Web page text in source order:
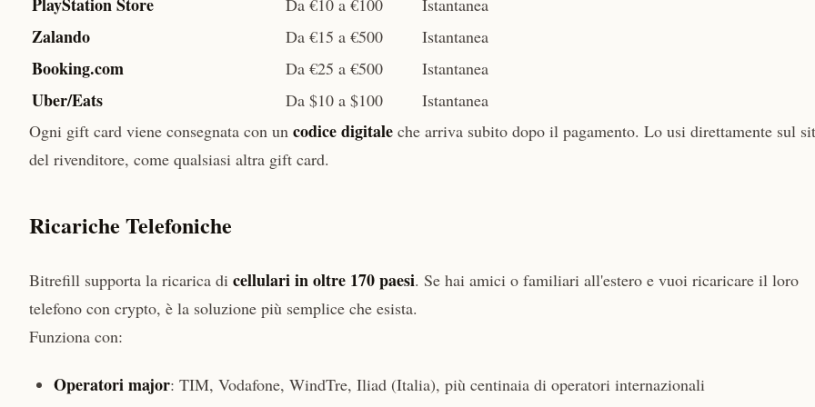
Zalando Da €15 a €500 Istantanea
Booking.com Da €25 a €500 Istantanea
Uber/Eats Da $10 a $100
Istantanea
Ogni gift card viene consegnata con un codice digitale che arriva subito dopo il pagamento. Lo usi direttamente sul
del rivenditore, come qualsiasi altra gift card.
Ricariche Telefoniche
Bitrefill supporta la ricarica di cellulari in oltre 170 paesi. Se hai amici o familiari all'estero e vuoi ricaricare il loro
telefono con crypto, è la soluzione più semplice che esista.
Funziona con:
Operatori major: TIM, Vodafone, WindTre, Iliad (Italia), più centinaia di operatori internazionali